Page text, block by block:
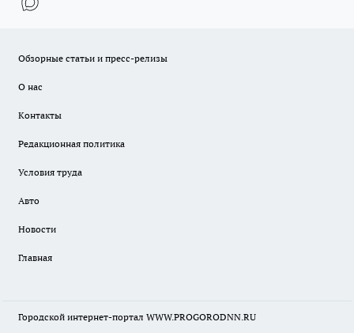
Обзорные статьи и пресс-релизы
О нас
Контакты
Редакционная политика
Условия труда
Авто
Новости
Главная
Городской интернет-портал WWW.PROGORODNN.RU